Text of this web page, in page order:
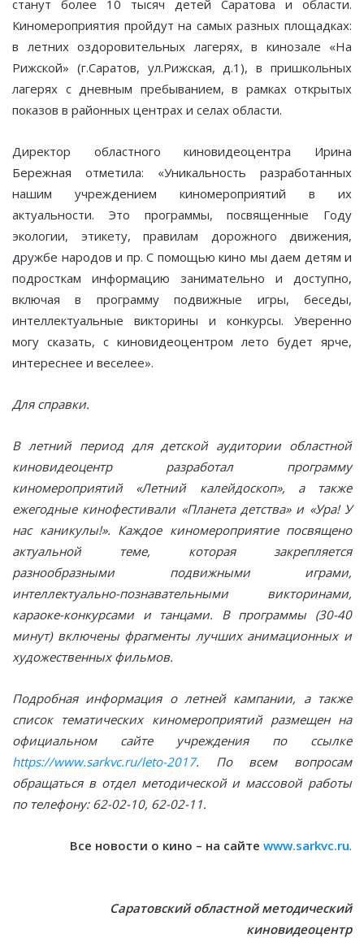
станут более 10 тысяч детей Саратова и области.
Киномероприятия пройдут на самых разных площадках:
в летних оздоровительных лагерях, в кинозале «На
Рижской» (г.Саратов, ул.Рижская, д.1), в пришкольных
лагерях с дневным пребыванием, в рамках открытых
показов в районных центрах и селах области.
Директор областного киновидеоцентра Ирина
Бережная отметила: «Уникальность разработанных
нашим учреждением киномероприятий в их
актуальности. Это программы, посвященные Году
экологии, этикету, правилам дорожного движения,
дружбе народов и пр. С помощью кино мы даем детям и
подросткам информацию занимательно и доступно,
включая в программу подвижные игры, беседы,
интеллектуальные викторины и конкурсы. Уверенно
могу сказать, с киновидеоцентром лето будет ярче,
интереснее и веселее».
Для справки.
В летний период для детской аудитории областной
киновидеоцентр
разработал программу
киномероприятий «Летний калейдоскоп», а также
ежегодные кинофестивали «Планета детства» и «Ура! У
нас каникулы!». Каждое киномероприятие посвящено
актуальной теме, которая закрепляется
разнообразными подвижными играми,
интеллектуально-познавательными викторинами,
караоке-конкурсами и танцами. В программы (30-40
минут) включены фрагменты лучших анимационных и
художественных фильмов.
Подробная информация о летней кампании, а также
список тематических киномероприятий размещен на
официальном сайтеучреждения по ссылке
https://www.sarkvc.ru/leto-2017. По всем вопросам
обращаться в отдел методической и массовой работы
по телефону: 62-02-10, 62-02-11.
Все новости о кино – на сайте www.sarkvc.ru.
Саратовский областной методический
киновидеоцентр